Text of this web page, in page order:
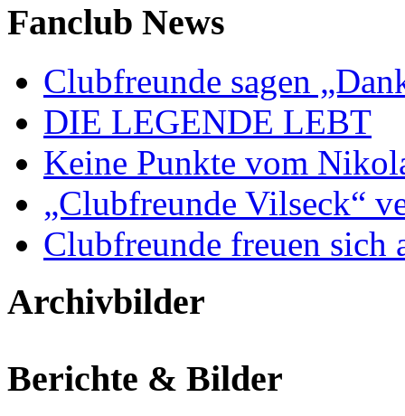
Fanclub News
Clubfreunde sagen
DIE LEGENDE LEBT
Keine Punkte vom
„Clubfreunde Vilseck“
Clubfreunde freuen sich
Archivbilder
Berichte & Bilder